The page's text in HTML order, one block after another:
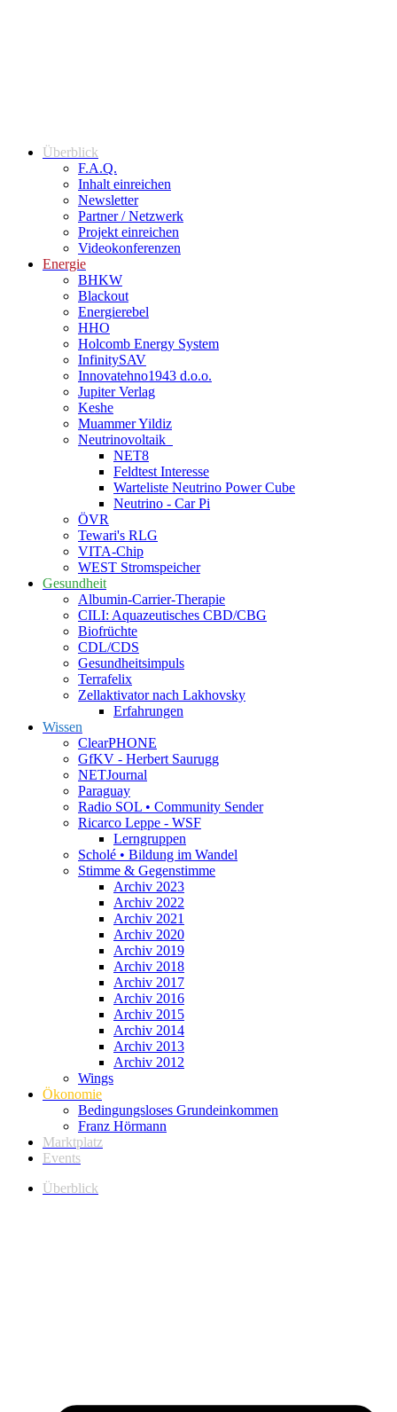
Überblick
F.A.Q.
Inhalt einreichen
Newsletter
Partner / Netzwerk
Projekt einreichen
Videokonferenzen
Energie
BHKW
Blackout
Energierebel
HHO
Holcomb Energy System
InfinitySAV
Innovatehno1943 d.o.o.
Jupiter Verlag
Keshe
Muammer Yildiz
Neutrinovoltaik
NET8
Feldtest Interesse
Warteliste Neutrino Power Cube
Neutrino - Car Pi
ÖVR
Tewari's RLG
VITA-Chip
WEST Stromspeicher
Gesundheit
Albumin-Carrier-Therapie
CILI: Aquazeutisches CBD/CBG
Biofrüchte
CDL/CDS
Gesundheitsimpuls
Terrafelix
Zellaktivator nach Lakhovsky
Erfahrungen
Wissen
ClearPHONE
GfKV - Herbert Saurugg
NETJournal
Paraguay
Radio SOL • Community Sender
Ricarco Leppe - WSF
Lerngruppen
Scholé • Bildung im Wandel
Stimme & Gegenstimme
Archiv 2023
Archiv 2022
Archiv 2021
Archiv 2020
Archiv 2019
Archiv 2018
Archiv 2017
Archiv 2016
Archiv 2015
Archiv 2014
Archiv 2013
Archiv 2012
Wings
Ökonomie
Bedingungsloses Grundeinkommen
Franz Hörmann
Marktplatz
Events
Überblick